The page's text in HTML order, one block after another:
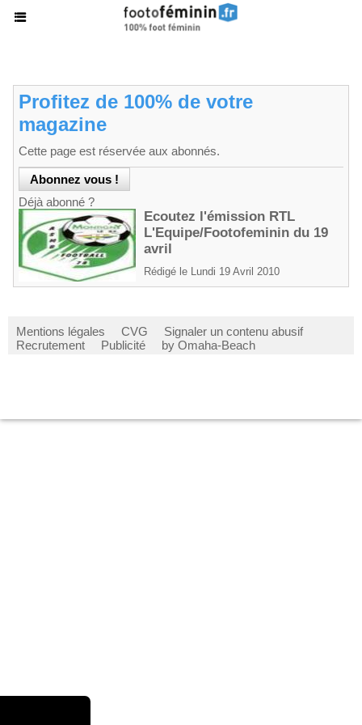
Profitez de 100% de votre
magazine
Cette page est réservée aux abonnés.
Déjà abonné ?
Ecoutez l'émission RTL
L'Equipe/Footofeminin du 19
avril
Rédigé le Lundi 19 Avril 2010
Mentions légales CVG
Signaler un contenu abusif
Recrutement
Publicité by Omaha-Beach